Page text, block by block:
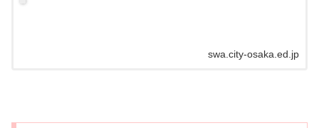
swa.city-osaka.ed.jp